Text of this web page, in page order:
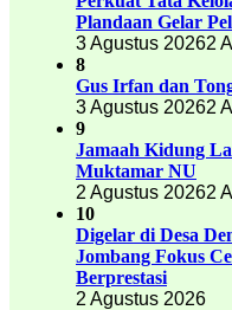
Plandaan Gelar
3 Agustus 20262
8
Gus Irfan dan
3 Agustus 20262
9
Jamaah Kidung
Muktamar NU
2 Agustus 20262
10
Digelar di Desa
Jombang Fokus
Berprestasi
2 Agustus 2026